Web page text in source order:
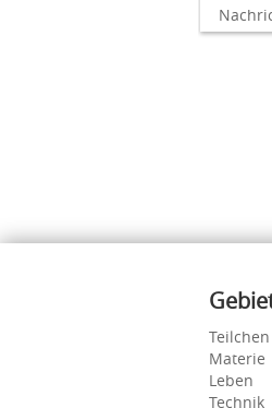
Teilchen
Materie
Leben
Technik